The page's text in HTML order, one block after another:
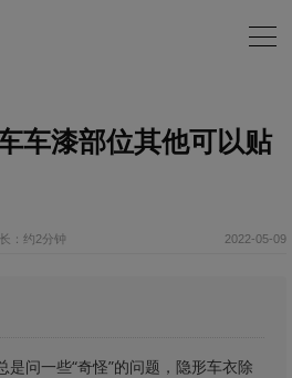
车漆部位其他可以贴
：约2分钟 2022-05-09
问一些“奇怪”的问题，隐形车衣除